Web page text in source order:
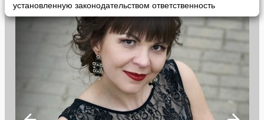
установленную законодательством ответственность